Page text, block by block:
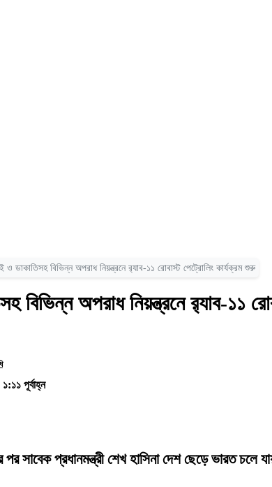
ও ডাকাতিসহ বিভিন্ন অপরাধ নিয়ন্ত্রনে র‌্যাব-১১ রোবাস্ট পেট্রোলিং কার্যক্রম শুরু
বিভিন্ন অপরাধ নিয়ন্ত্রনে র‌্যাব-১১
পূর্বাহ্ন
সাবেক প্রধানমন্ত্রী শেখ হাসিনা দেশ ছেড়ে ভারত চলে